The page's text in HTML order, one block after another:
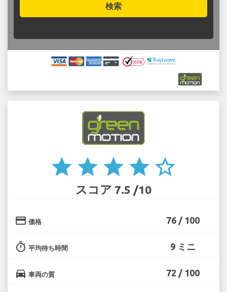
検索
star star star star star_border
スコア 7.5 /10
credit_card 価格 76 / 100
timer 平均待ち時間 9 ミニ
directions_car 車両の質 72 / 100